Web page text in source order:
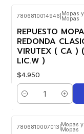
7806810014946 Mopas
Mopas
REPUESTO MOPA
REDONDA
VIRUTEX ( CA ) (
LIC.W )
$4.950
Cantidad
7806810007013 Mopas
Mopas